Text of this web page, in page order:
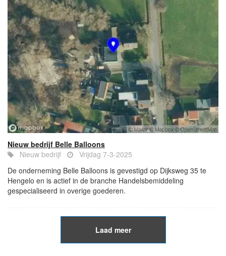
Nieuw bedrijf Belle Balloons
Nieuw bedrijf
Vrijdag 7-3-2025
De onderneming Belle Balloons is gevestigd op Dijksweg 35 te
Hengelo en is actief in de branche Handelsbemiddeling
gespecialiseerd in overige goederen.
Laad meer